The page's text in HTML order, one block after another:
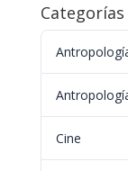
Categorías
Cine